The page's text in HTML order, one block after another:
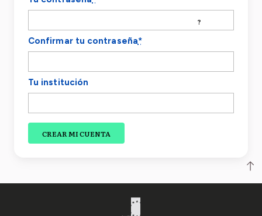
?
Confirmar tu contraseña*
Tu institución
CREAR MI CUENTA
Subir
Instituto Nacional de las Artes
MCIN/AEI/10.13039/